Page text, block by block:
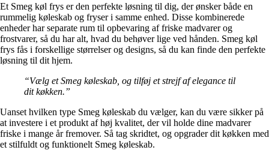
Et Smeg køl frys er den perfekte løsning til dig, der ønsker både en
rummelig køleskab og fryser i samme enhed. Disse kombinerede
enheder har separate rum til opbevaring af friske madvarer og
frostvarer, så du har alt, hvad du behøver lige ved hånden. Smeg køl
frys fås i forskellige størrelser og designs, så du kan finde den perfekte
løsning til dit hjem.
“Vælg et Smeg køleskab, og tilføj et strejf af elegance til
dit køkken.”
Uanset hvilken type Smeg køleskab du vælger, kan du være sikker på
at investere i et produkt af høj kvalitet, der vil holde dine madvarer
friske i mange år fremover. Så tag skridtet, og opgrader dit køkken med
et stilfuldt og funktionelt Smeg køleskab.